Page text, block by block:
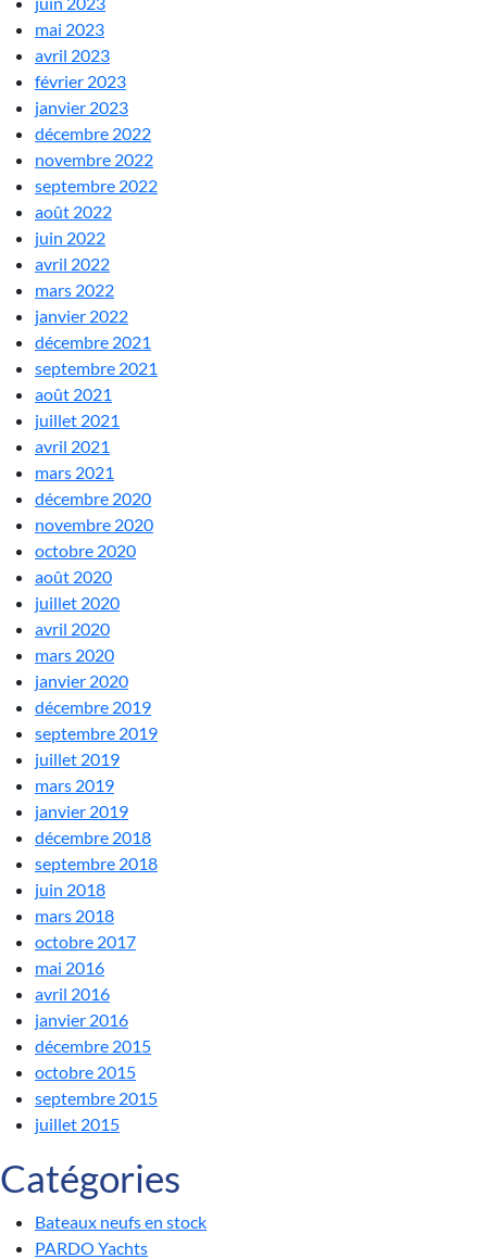
mai 2023
avril 2023
février 2023
janvier 2023
décembre 2022
novembre 2022
septembre 2022
août 2022
juin 2022
avril 2022
mars 2022
janvier 2022
décembre 2021
septembre 2021
août 2021
juillet 2021
avril 2021
mars 2021
décembre 2020
novembre 2020
octobre 2020
août 2020
juillet 2020
avril 2020
mars 2020
janvier 2020
décembre 2019
septembre 2019
juillet 2019
mars 2019
janvier 2019
décembre 2018
septembre 2018
juin 2018
mars 2018
octobre 2017
mai 2016
avril 2016
janvier 2016
décembre 2015
octobre 2015
septembre 2015
juillet 2015
Catégories
Bateaux neufs en stock
PARDO Yachts